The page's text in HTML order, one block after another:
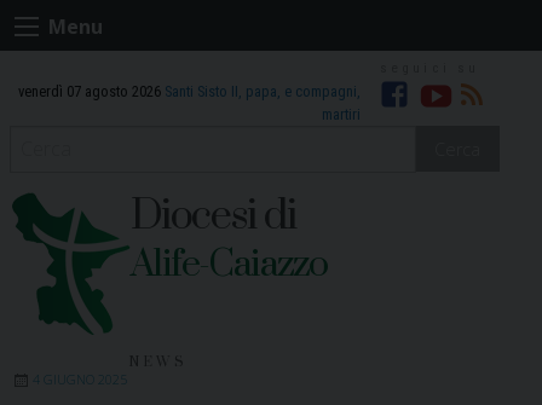
Skip
to
Menu
venerdì 07 agosto 2026 Santi Sisto II, papa, e compagni,
martiri
Facebook
Youtube
RSS
Diocesi di
Alife-Caiazzo
4 GIUGNO 2025